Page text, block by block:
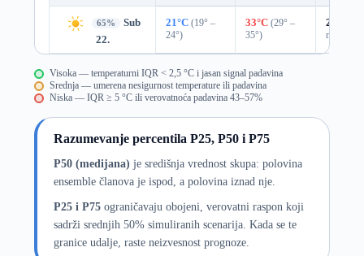
65%
Sub
22.
21°C (19° –
24°)
33°C (29° –
35°)
25%
mm)
Visoka — temperaturni IQR < 2,5 °C i jasan signal padavina
Srednja — umerena nesigurnost temperature ili padavina
Niska — IQR ≥ 5 °C ili verovatnoća padavina 43–57%
Razumevanje percentila P25, P50 i P75
P50 (medijana) je središnja vrednost skupa: polovina
ensemble članova je ispod, a polovina iznad nje.
P25 i P75ograničavaju obojeni, verovatni raspon koji
sadrži srednjih 50% simuliranih scenarija. Kada se te
granice udalje, raste neizvesnost prognoze.